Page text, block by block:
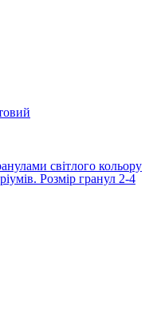
світлого кольору
Розмір гранул 2-4